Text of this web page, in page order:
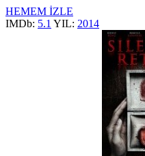
HEMEM İZLE
IMDb: 5.1 YIL: 2014